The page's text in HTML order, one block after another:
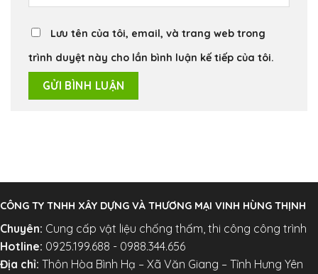
Lưu tên của tôi, email, và trang web trong
trình duyệt này cho lần bình luận kế tiếp của tôi.
CÔNG TY TNHH XÂY DỰNG VÀ THƯƠNG MẠI VINH HÙNG THỊNH
Chuyên: Cung cấp vật liệu chống thấm, thi công công trình
Hotline: 0925.199.688 - 0988.344.656
Địa chỉ: Thôn Hòa Bình Hạ – Xã Văn Giang – Tỉnh Hưng Yên